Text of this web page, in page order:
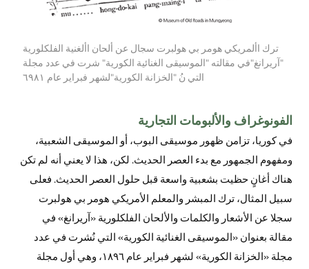
ترك األمريكي هومر بي هولبرت سجال عن ألحان األغنية الفلكلورية
"آريرانغ"في مقالته "الموسيقى الغنائية الكورية" شرت في عدد مجلة
التي نُ "الخزانة الكورية"لشهر فبراير عام ٦٩٨١
الفونوغراف والألبومات التجارية
في كوريا، تزامن ظهور موسيقى البوب، أو الموسيقى الشعبية،
ومفهوم الجمهور مع بدء العصر الحديث. لكن، هذا لا يعني أنه لم تكن
هناك أغانٍ حظيت بشعبية واسعة قبل حلول العصر الحديث. فعلى
سبيل المثال، ترك المبشر والمعلم الأمريكي هومر بي هولبرت
سجلا عن الأشعار والكلمات والألحان الفلكلورية «آريرانغ» في
مقالة بعنوان «الموسيقى الغنائية الكورية» التي نُشرت في عدد
مجلة «الخزانة الكورية» لشهر فبراير عام ١٨٩٦، وهي أول مجلة